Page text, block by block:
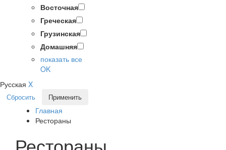
Восточная
Греческая
Грузинская
Домашняя
показать все
OK
Русская X
Сбросить Применить
Главная
Рестораны